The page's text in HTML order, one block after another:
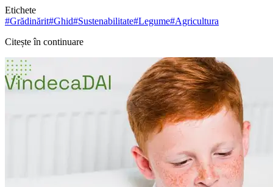
Etichete
#Grădinărit#Ghid#Sustenabilitate#Legume#Agricultura
Citește în continuare